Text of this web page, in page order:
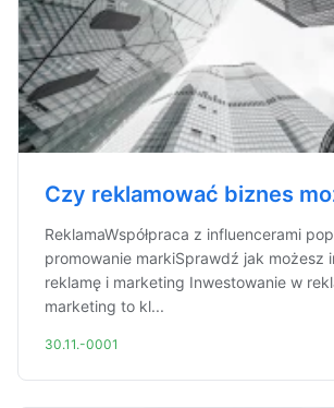
Czy reklamować biznes
ReklamaWspółpraca z influencerami
promowanie markiSprawdź jak możesz
reklamę i marketing Inwestowanie w
marketing to kl...
30.11.-0001